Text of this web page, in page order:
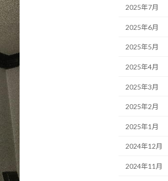
2025年7月
2025年6月
2025年5月
2025年4月
2025年3月
2025年2月
2025年1月
2024年12月
2024年11月